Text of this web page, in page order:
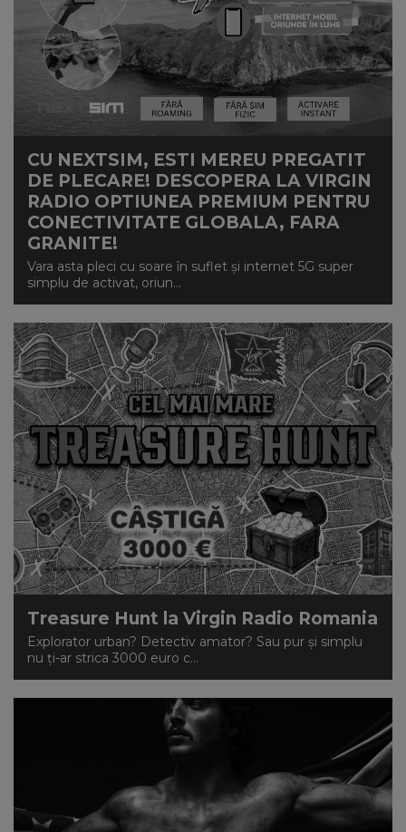
CU NEXTSIM, ESTI MEREU PREGATIT
DE PLECARE! DESCOPERA LA VIRGIN
RADIO OPTIUNEA PREMIUM PENTRU
CONECTIVITATE GLOBALA, FARA
GRANITE!
Vara asta pleci cu soare în suflet și internet 5G super
simplu de activat, oriun...
Treasure Hunt la Virgin Radio Romania
Explorator urban? Detectiv amator? Sau pur și simplu
nu ți-ar strica 3000 euro c...